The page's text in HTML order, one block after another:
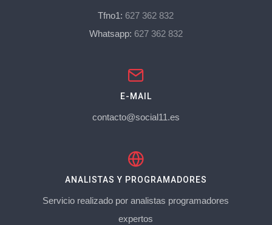
Tfno1: 627 362 832
Whatsapp: 627 362 832
E-MAIL
contacto@social11.es
ANALISTAS Y PROGRAMADORES
Servicio realizado por analistas programadores
expertos